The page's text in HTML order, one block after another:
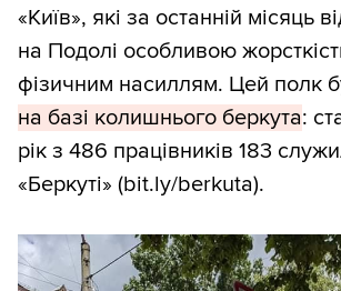
«Київ», які за останній місяць
на Подолі особливою
фізичним насиллям. Цей полк
на базі колишнього беркута:
рік з 486 працівників 183
«Беркуті» (bit.ly/berkuta).